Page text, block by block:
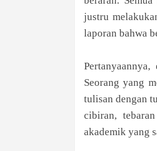
justru
laporan bahwa
Seorang yang
tulisan dengan
cibiran,
akademik yang